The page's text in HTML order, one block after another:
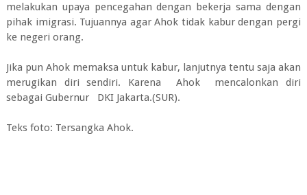
melakukan upaya pencegahan dengan bekerja sama dengan
pihak imigrasi. Tujuannya agar Ahok tidak kabur dengan pergi
ke negeri orang.
Jika pun Ahok memaksa untuk kabur, lanjutnya tentu saja akan
merugikan diri sendiri. Karena Ahok mencalonkan diri
sebagai Gubernur DKI Jakarta.(SUR).
Teks foto: Tersangka Ahok.